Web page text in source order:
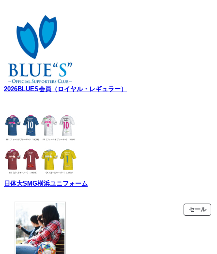
2026BLUES会員（ロイヤル・レギュラー）
日体大SMG横浜ユニフォーム
セール販
売